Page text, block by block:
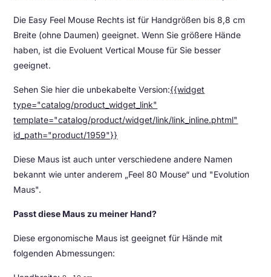
Die Easy Feel Mouse Rechts ist für Handgrößen bis 8,8 cm
Breite (ohne Daumen) geeignet. Wenn Sie größere Hände
haben, ist die Evoluent Vertical Mouse für Sie besser
geeignet.
Sehen Sie hier die unbekabelte Version:{{widget
type="catalog/product_widget_link"
template="catalog/product/widget/link/link_inline.phtml"
id_path="product/1959"}}
Diese Maus ist auch unter verschiedene andere Namen
bekannt wie unter anderem „Feel 80 Mouse“ und "Evolution
Maus".
Passt diese Maus zu meiner Hand?
Diese ergonomische Maus ist geeignet für Hände mit
folgenden Abmessungen: